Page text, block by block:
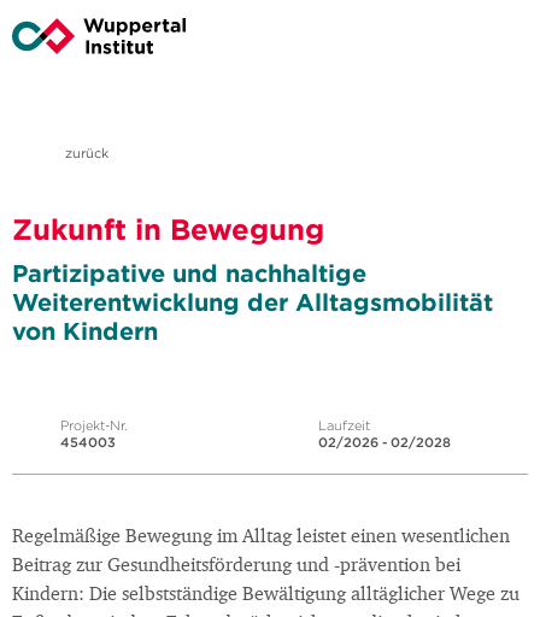
zurück
Zukunft in Bewegung
Partizipative und nachhaltige
Weiterentwicklung der Alltagsmobilität
von Kindern
Projekt-Nr.
454003
Laufzeit
02/2026 - 02/2028
Regelmäßige Bewegung im Alltag leistet einen wesentlichen
Beitrag zur Gesundheitsförderung und ‑prävention bei
Kindern: Die selbstständige Bewältigung alltäglicher Wege zu